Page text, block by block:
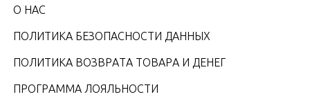
О НАС
ПОЛИТИКА БЕЗОПАСНОСТИ ДАННЫХ
ПОЛИТИКА ВОЗВРАТА ТОВАРА И ДЕНЕГ
ПРОГРАММА ЛОЯЛЬНОСТИ